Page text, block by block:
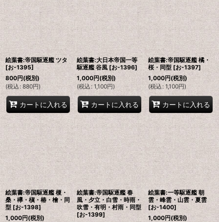
並び順
絞り込む
絵葉書:帝国駆逐艦 ツタ
[お-1395]
800円(税別)
(税込: 880円)
カートに入れる
絵葉書:大日本帝国一等
駆逐艦 谷風 [お-1396]
1,000円(税別)
(税込: 1,100円)
カートに入れる
絵葉書:帝国駆逐艦 橘・
桜・同型 [お-1397]
1,000円(税別)
(税込 : 1,100円)
カートに入れる
絵葉書:帝国駆逐艦 榎・
桑・欅・槇・椿・檜・同
型 [お-1398]
1,000円(税別)
絵葉書:帝国駆逐艦 春
風・夕立・白雪・時雨・
吹雪・有明・村雨・同型
[お-1399]
絵葉書:一等駆逐艦 朝
雲・峰雲・山雲・夏雲
[お-1400]
1,000円(税別)